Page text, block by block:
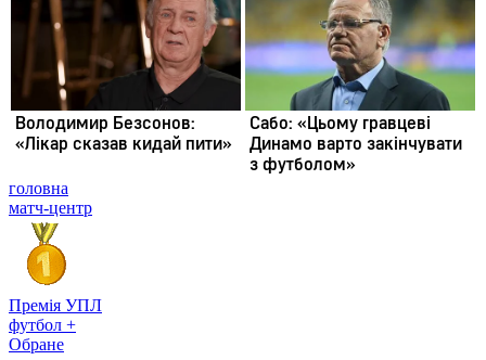
головна
матч-центр
Премія УПЛ
футбол +
Обране